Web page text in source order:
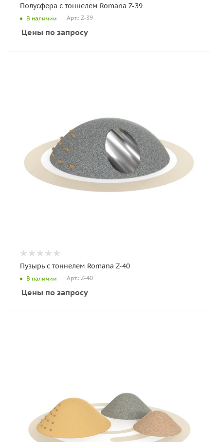
Полусфера с тоннелем Romana Z-39
В наличии Арт.: Z-39
Цены по запросу
Пузырь с тоннелем Romana Z-40
В наличии Арт.: Z-40
Цены по запросу